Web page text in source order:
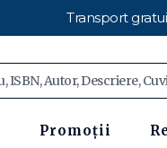
Transport
Promoții